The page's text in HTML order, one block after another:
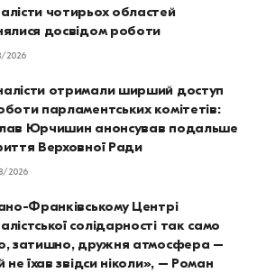
чотирьох областей
досвідом роботи
2026
отримали ширший доступ
парламентських комітетів:
Юрчишин анонсував подальше
Верховної Ради
2026
Франківському Центрі
солідарності так само
затишно, дружня атмосфера –
не їхав звідси ніколи», – Роман